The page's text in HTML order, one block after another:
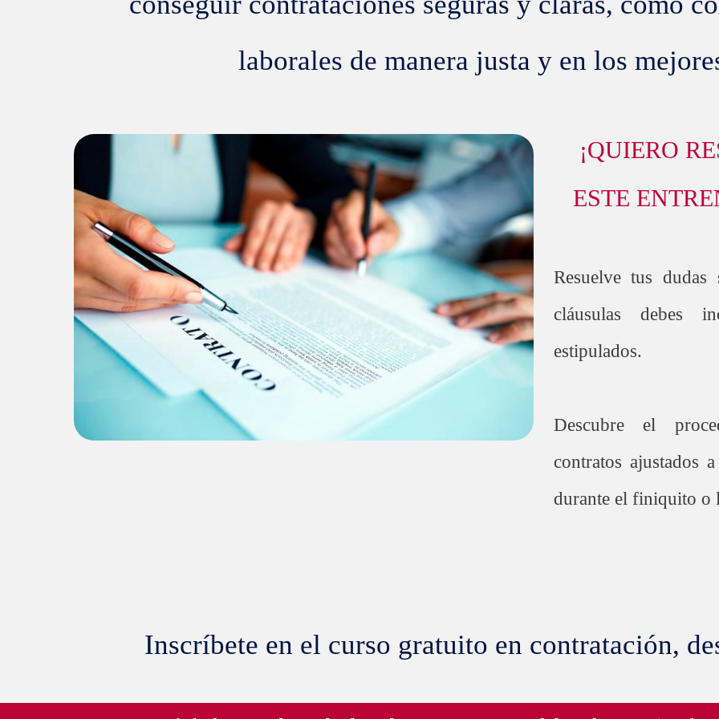
laborales de manera justa y en los
¡QUIERO
ESTE
Resuelve tus
cláusulas debes
estipulados.
Descubre el
contratos ajustados
durante el finiquito o
Inscríbete en el curso gratuito en contratación,